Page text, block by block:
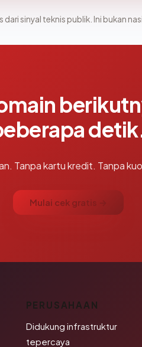
sinyal teknis publik. Ini bukan
Tanpa kartu kredit. Tanpa
Mulai cek gratis →
PERUSAHAAN
Didukung infrastruktur
tepercaya